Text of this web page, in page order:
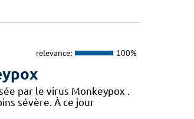
relevance: 100%
par le virus Monkeypox .
sévère. À ce jour